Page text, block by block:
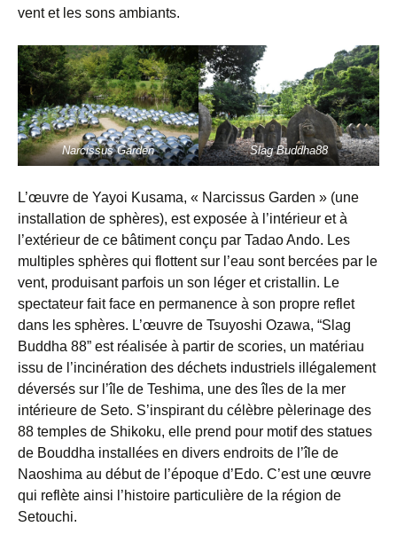
vent et les sons ambiants.
Narcissus Garden Slag Buddha88
L’œuvre de Yayoi Kusama, « Narcissus Garden » (une
installation de sphères), est exposée à l’intérieur et à
l’extérieur de ce bâtiment conçu par Tadao Ando. Les
multiples sphères qui flottent sur l’eau sont bercées par le
vent, produisant parfois un son léger et cristallin. Le
spectateur fait face en permanence à son propre reflet
dans les sphères. L’œuvre de Tsuyoshi Ozawa, “Slag
Buddha 88” est réalisée à partir de scories, un matériau
issu de l’incinération des déchets industriels illégalement
déversés sur l’île de Teshima, une des îles de la mer
intérieure de Seto. S’inspirant du célèbre pèlerinage des
88 temples de Shikoku, elle prend pour motif des statues
de Bouddha installées en divers endroits de l’île de
Naoshima au début de l’époque d’Edo. C’est une œuvre
qui reflète ainsi l’histoire particulière de la région de
Setouchi.